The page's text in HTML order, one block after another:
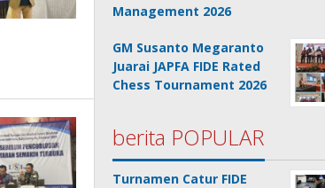
Management 2026
GM Susanto Megaranto
Juarai JAPFA FIDE Rated
Chess Tournament 2026
berita POPULAR
Turnamen Catur FIDE